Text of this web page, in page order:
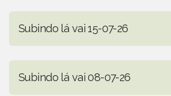
Subindo lá vai 15-07-26
Subindo lá vai 08-07-26